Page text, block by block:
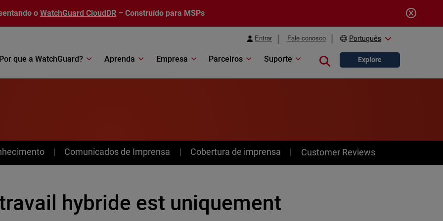
o WatchGuard CloudDR – Construído para MSPs
Entrar Fale conosco Português
Por que a WatchGuard? Aprenda Empresa Parceiros Suporte Close search
Explore
Comunicados de Imprensa Cobertura de imprensa Customer Reviews
hybride est uniquement